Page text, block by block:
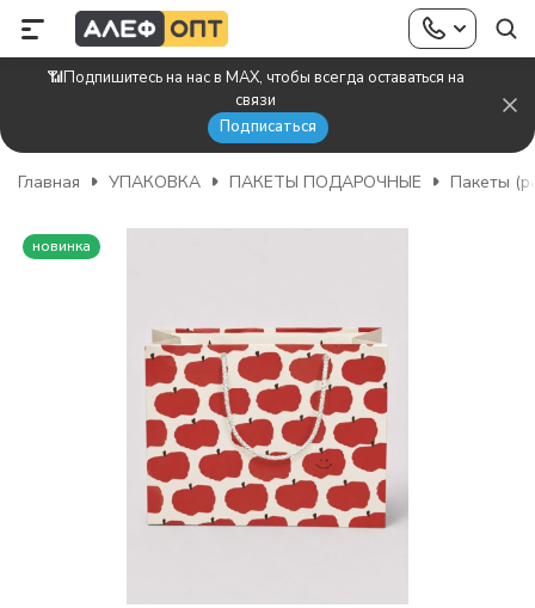
📶Подпишитесь на нас в MAX, чтобы всегда оставаться на
связи
Подписаться
Главная УПАКОВКА ПАКЕТЫ ПОДАРОЧНЫЕ Пакеты
новинка